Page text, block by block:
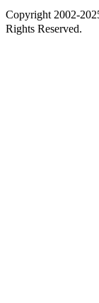
Copyright 2002-
Rights Reserved.